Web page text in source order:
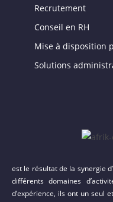
Recrutement
Conseil en RH
Mise à disposition
Solutions
est le résultat de la synergie
différents domaines
d’expérience, ils ont un seul